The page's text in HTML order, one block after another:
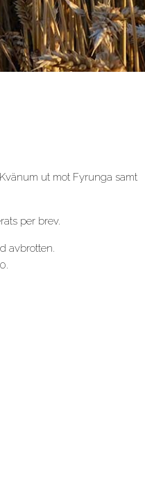
ut mot Fyrunga samt
per brev.
avbrotten.